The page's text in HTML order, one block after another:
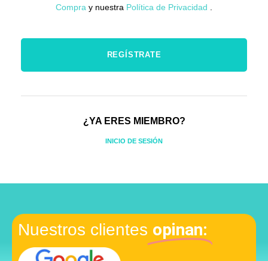
Compra y nuestra Política de Privacidad
¿YA ERES MIEMBRO?
INICIO DE SESIÓN
Nuestros clientes opinan: